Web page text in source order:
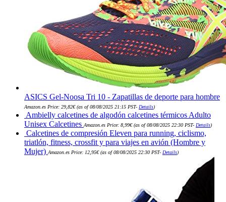
ASICS Gel-Noosa Tri 10 - Zapatillas de deporte para hombre
Amazon.es Price: 29,82€(as of 08/08/2025 21:15 PST- Details)
Ambielly calcetines de algodón calcetines térmicos Adulto
Unisex Calcetines Amazon.es Price: 8,99€(as of 08/08/2025 22:30 PST- Details)
Calcetines de compresión Eleven para running, ciclismo,
triatlón, fitness, crossfit y para viajes en avión (Hombre y
Mujer) Amazon.es Price: 12,95€(as of 08/08/2025 22:30 PST- Details)